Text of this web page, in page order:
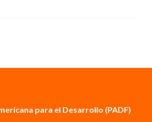
para el Desarrollo (PADF)